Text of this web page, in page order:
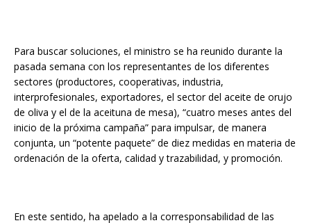
Para buscar soluciones, el ministro se ha reunido durante la
pasada semana con los representantes de los diferentes
sectores (productores, cooperativas, industria,
interprofesionales, exportadores, el sector del aceite de orujo
de oliva y el de la aceituna de mesa), “cuatro meses antes del
inicio de la próxima campaña” para impulsar, de manera
conjunta, un “potente paquete” de diez medidas en materia de
ordenación de la oferta, calidad y trazabilidad, y promoción.
En este sentido, ha apelado a la corresponsabilidad de las